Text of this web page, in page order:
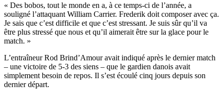
« Des bobos, tout le monde en a, à ce temps-ci de l’année, a
souligné l’attaquant William Carrier. Frederik doit composer avec ça.
Je sais que c’est difficile et que c’est stressant. Je suis sûr qu’il va
être plus stressé que nous et qu’il aimerait être sur la glace pour le
match. »
L’entraîneur Rod Brind’Amour avait indiqué après le dernier match
– une victoire de 5-3 des siens – que le gardien danois avait
simplement besoin de repos. Il s’est écoulé cinq jours depuis son
dernier départ.